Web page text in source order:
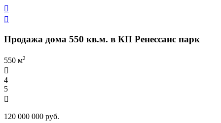


Продажа дома 550 кв.м. в КП Ренессанс парк
550 м2

4
5

120 000 000 руб.